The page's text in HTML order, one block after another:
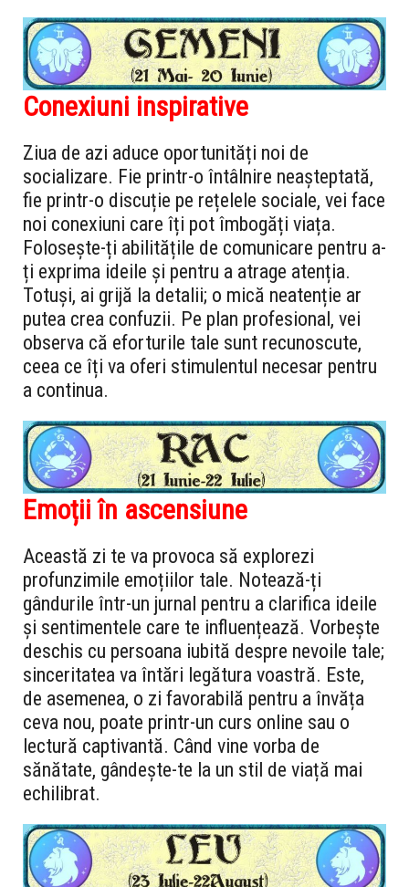
Conexiuni inspirative
Ziua de azi aduce oportunități noi de
socializare. Fie printr-o întâlnire neașteptată,
fie printr-o discuție pe rețelele sociale, vei face
noi conexiuni care îți pot îmbogăți viața.
Folosește-ți abilitățile de comunicare pentru a-
ți exprima ideile și pentru a atrage atenția.
Totuși, ai grijă la detalii; o mică neatenție ar
putea crea confuzii. Pe plan profesional, vei
observa că eforturile tale sunt recunoscute,
ceea ce îți va oferi stimulentul necesar pentru
a continua.
Emoții în ascensiune
Această zi te va provoca să explorezi
profunzimile emoțiilor tale. Notează-ți
gândurile într-un jurnal pentru a clarifica ideile
și sentimentele care te influențează. Vorbește
deschis cu persoana iubită despre nevoile tale;
sinceritatea va întări legătura voastră. Este,
de asemenea, o zi favorabilă pentru a învăța
ceva nou, poate printr-un curs online sau o
lectură captivantă. Când vine vorba de
sănătate, gândește-te la un stil de viață mai
echilibrat.